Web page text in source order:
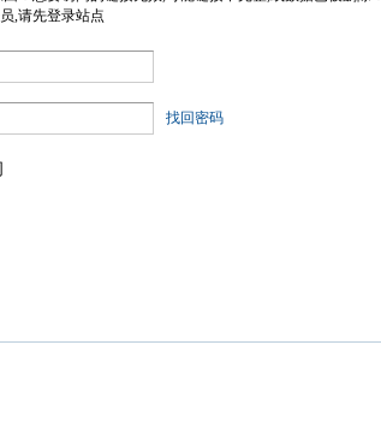
,请先登录站点
找回密码